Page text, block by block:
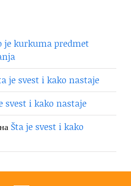
je kurkuma predmet
je svest i kako nastaje
svest i kako nastaje
на Šta je svest i kako